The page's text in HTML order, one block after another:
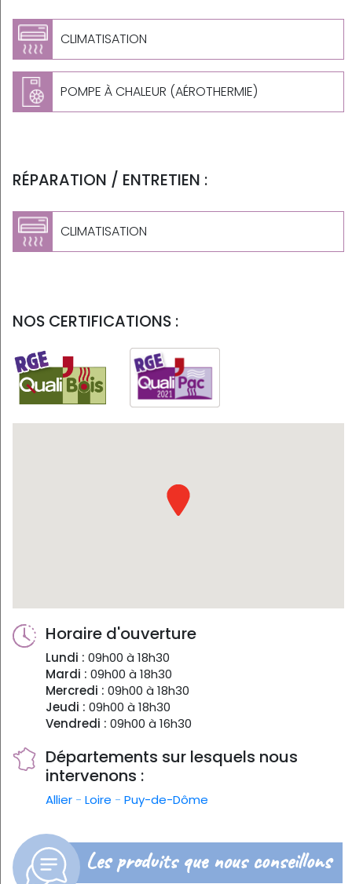
CLIMATISATION
POMPE À CHALEUR (AÉROTHERMIE)
RÉPARATION / ENTRETIEN :
CLIMATISATION
NOS CERTIFICATIONS :
Horaire d'ouverture
Lundi : 09h00 à 18h30
Mardi : 09h00 à 18h30
Mercredi : 09h00 à 18h30
Jeudi : 09h00 à 18h30
Vendredi : 09h00 à 16h30
Départements sur lesquels nous
intervenons :
Allier - Loire - Puy-de-Dôme
Les produits que nous conseillons